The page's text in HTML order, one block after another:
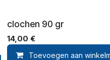
clochen 90 gr
14,00 €
Toevoegen aan